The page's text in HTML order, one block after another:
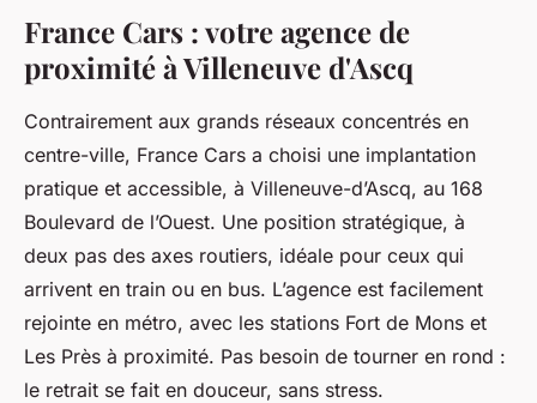
France Cars : votre agence de
proximité à Villeneuve d'Ascq
Contrairement aux grands réseaux concentrés en
centre-ville, France Cars a choisi une implantation
pratique et accessible, à Villeneuve-d’Ascq, au 168
Boulevard de l’Ouest. Une position stratégique, à
deux pas des axes routiers, idéale pour ceux qui
arrivent en train ou en bus. L’agence est facilement
rejointe en métro, avec les stations Fort de Mons et
Les Près à proximité. Pas besoin de tourner en rond :
le retrait se fait en douceur, sans stress.